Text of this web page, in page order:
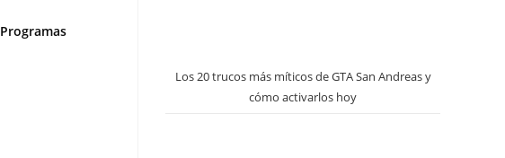
Programas
Los 20 trucos más míticos de GTA San Andreas y
cómo activarlos hoy